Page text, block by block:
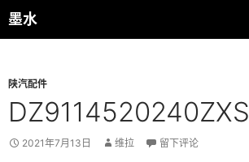
跳
至
墨水
搜
索
陕汽配件
DZ9114520240ZXS
2021年7月13日 维拉 留下评论